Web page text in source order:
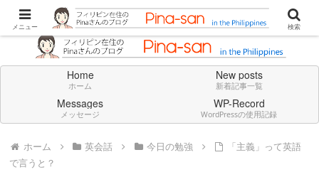
Don't think deeply. Feel always in English.
Home
ホーム
New posts
新着記事一覧
Messages
メッセージ
WP-Record
WordPressの使用記録
ホーム 英会話 今日の勉強
「主義」って英語
で言うと？
メニュー 検索